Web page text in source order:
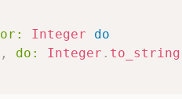
Integer
do
, do: Integer . to_string